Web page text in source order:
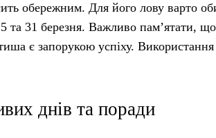
обережним. Для його лову варто
та 31 березня. Важливо пам’ятати,
є запорукою успіху.
днів та поради